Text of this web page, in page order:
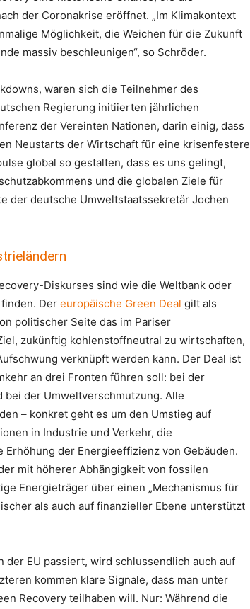
der Coronakrise eröffnet. „Im Klimakontext
Möglichkeit, die Weichen für die Zukunft
massiv beschleunigen“, so Schröder.
waren sich die Teilnehmer des
Regierung initiierten jährlichen
der Vereinten Nationen, darin einig, dass
Neustarts der Wirtschaft für eine krisenfestere
global so gestalten, dass es uns gelingt,
und die globalen Ziele für
der deutsche Umweltstaatssekretär Jochen
Diskurses sind wie die Weltbank oder
Der europäische Green Deal gilt als
politischer Seite das im Pariser
zukünftig kohlenstoffneutral zu wirtschaften,
verknüpft werden kann. Der Deal ist
an drei Fronten führen soll: bei der
der Umweltverschmutzung. Alle
– konkret geht es um den Umstieg auf
in Industrie und Verkehr, die
der Energieeffizienz von Gebäuden.
mit höherer Abhängigkeit von fossilen
Energieträger über einen „Mechanismus für
als auch auf finanzieller Ebene unterstützt
der EU passiert, wird schlussendlich auch auf
kommen klare Signale, dass man unter
Recovery teilhaben will. Nur: Während die